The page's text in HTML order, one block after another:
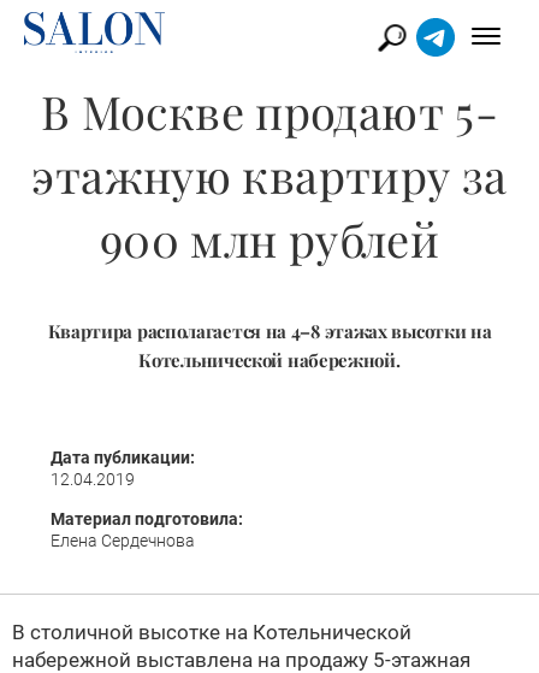
В Москве продают 5-
этажную квартиру за
900 млн рублей
Квартира располагается на 4–8 этажах высотки на
Котельнической набережной.
Дата публикации:
12.04.2019
Материал подготовила:
Елена Сердечнова
В столичной высотке на Котельнической
набережной выставлена на продажу 5-этажная